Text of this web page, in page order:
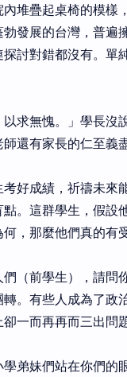
堆疊起桌椅的模樣
發展的台灣，普遍
討對錯都沒有。單
以求無愧。」學長
還有家長的仁至義
好成績，祈禱未來
。這群學生，假設
，那麼他們真的有
（前學生），請問
。有些人成為了政
一而再再而三出問題
弟妹們站在你們的